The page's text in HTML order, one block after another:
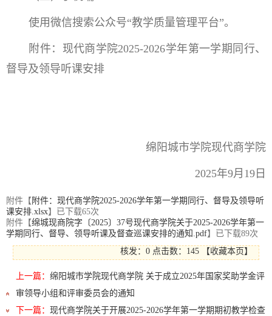
使用微信搜索公众号“教学质量管理平台”。
附件：现代商学院2025-2026学年第一学期同行、
督导及领导听课安排
绵阳城市学院现代商学院
2025年9月19日
附件【 附件：现代商学院2025-2026学年第一学期同行、督导及领导听
课安排.xlsx】已下载65次
附件【绵城现商院字〔2025〕37号现代商学院关于2025-2026学年第一
学期同行、督导、领导听课及督查巡课安排的通知.pdf】已下载89次
核发：0 点击数： 145 【收藏本页 】
上一篇： 绵阳城市学院现代商学院 关于成立2025年国家奖助学金评
审领导小组和评审委员会的通知
下一篇： 现代商学院关于开展2025-2026学年第一学期期初教学检查